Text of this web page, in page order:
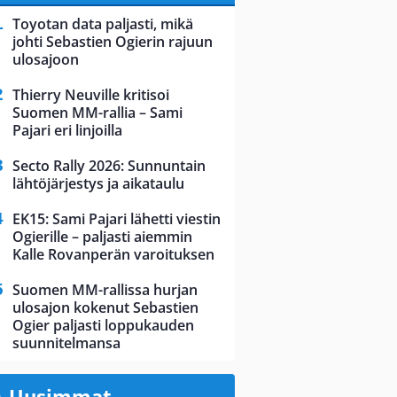
Toyotan data paljasti, mikä
johti Sebastien Ogierin rajuun
ulosajoon
Thierry Neuville kritisoi
Suomen MM-rallia – Sami
Pajari eri linjoilla
Secto Rally 2026: Sunnuntain
lähtöjärjestys ja aikataulu
EK15: Sami Pajari lähetti viestin
Ogierille – paljasti aiemmin
Kalle Rovanperän varoituksen
Suomen MM-rallissa hurjan
ulosajon kokenut Sebastien
Ogier paljasti loppukauden
suunnitelmansa